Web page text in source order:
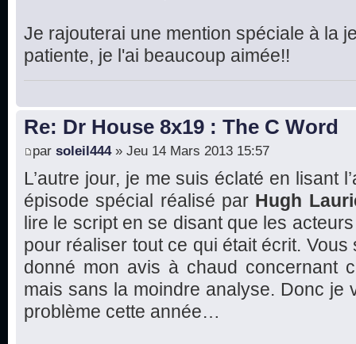
Je rajouterai une mention spéciale à la
patiente, je l'ai beaucoup aimée!!
Re: Dr House 8x19 : The C Word
par soleil444» Jeu 14 Mars 2013 15:57
L’autre jour, je me suis éclaté en lisant
épisode spécial réalisé par Hugh
lire le script en se disant que les
pour réaliser tout ce qui était écrit. Vous
donné mon avis à chaud concernant
mais sans la moindre analyse. Donc je
problème cette année…